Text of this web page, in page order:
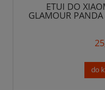
ETUI DO
GLAMOUR
do